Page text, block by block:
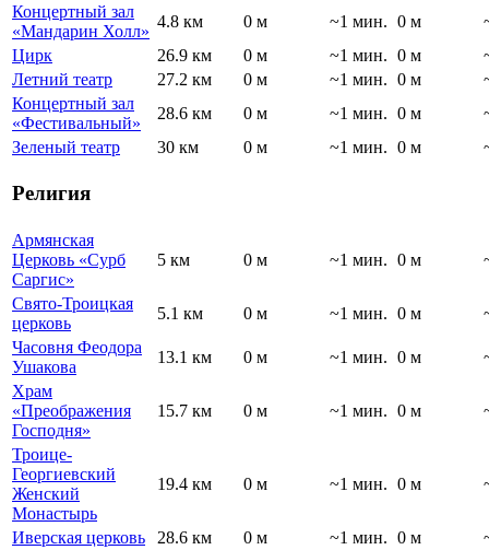
Концертный зал
«Мандарин Холл»
4.8 км 0 м ~1 мин. 0 м
Цирк
26.9 км 0 м ~1 мин. 0 м
Летний театр
27.2 км 0 м ~1 мин. 0 м
Концертный зал
«Фестивальный»
28.6 км 0 м ~1 мин. 0 м
Зеленый театр
30 км 0 м ~1 мин. 0 м
Религия
Армянская
Церковь «Сурб
Саргис»
5 км 0 м ~1 мин. 0 м
Свято-Троицкая
церковь
5.1 км 0 м ~1 мин. 0 м
Часовня Феодора
Ушакова
13.1 км 0 м ~1 мин. 0 м
Храм
«Преображения
Господня»
15.7 км 0 м ~1 мин. 0 м
Троице-
Георгиевский
Женский
Монастырь
19.4 км 0 м ~1 мин. 0 м
Иверская церковь 28.6 км 0 м ~1 мин. 0 м